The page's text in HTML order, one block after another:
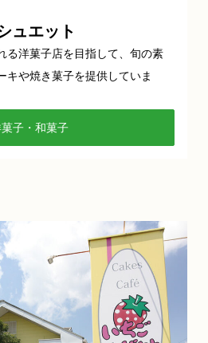
ュエット
る洋菓子店を目指して、旬の素
キや焼き菓子を提供していま
子・和菓子